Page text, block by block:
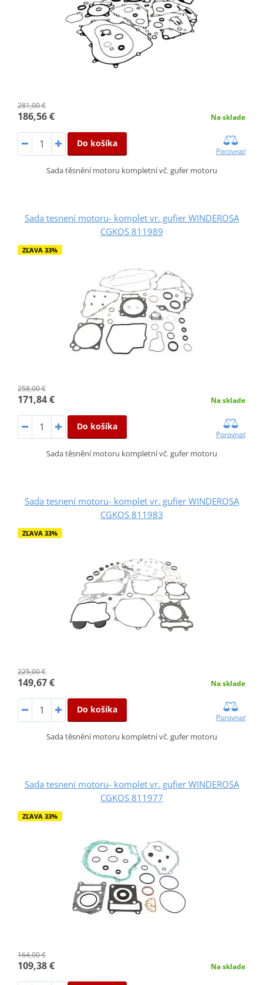
281,00 €
186,56 € Na sklade
Do košíka
Porovnať
Sada těsnění motoru kompletní vč. gufer motoru
Sada tesnení motoru- komplet vr. gufier WINDEROSA
CGKOS 811989
ZĽAVA 33%
258,00 €
171,84 € Na sklade
Do košíka
Porovnať
Sada těsnění motoru kompletní vč. gufer motoru
Sada tesnení motoru- komplet vr. gufier WINDEROSA
CGKOS 811983
ZĽAVA 33%
225,00 €
149,67 € Na sklade
Do košíka
Porovnať
Sada těsnění motoru kompletní vč. gufer motoru
Sada tesnení motoru- komplet vr. gufier WINDEROSA
CGKOS 811977
ZĽAVA 33%
164,00 €
109,38 € Na sklade